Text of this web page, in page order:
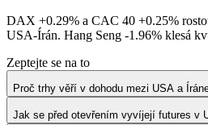
DAX +0.29% a CAC 40 +0.25%
USA-Írán. Hang Seng -1.96% klesá
Zeptejte se na to
Proč trhy věří v dohodu mezi USA a
Jak se před otevřením vyvíjejí futures v